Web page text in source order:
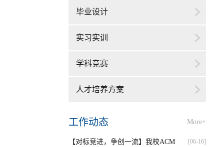
毕业设计
实习实训
学科竞赛
人才培养方案
工作动态 More+
【对标竞进，争创一流】我校ACM [06-16]